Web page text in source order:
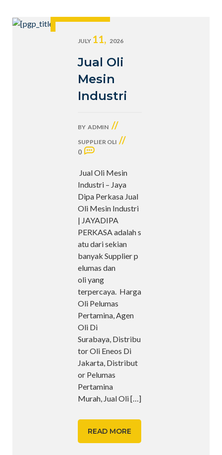
JULY 11, 2026
Jual Oli
Mesin
Industri
BY ADMIN //
SUPPLIER OLI //
0
Jual Oli Mesin
Industri – Jaya
Dipa Perkasa Jual
Oli Mesin Industri
| JAYADIPA
PERKASA adalah s
atu dari sekian
banyak Supplier p
elumas dan
oli yang
terpercaya. Harga
Oli Pelumas
Pertamina, Agen
Oli Di
Surabaya, Distribu
tor Oli Eneos Di
Jakarta, Distribut
or Pelumas
Pertamina
Murah, Jual Oli[…]
READ MORE